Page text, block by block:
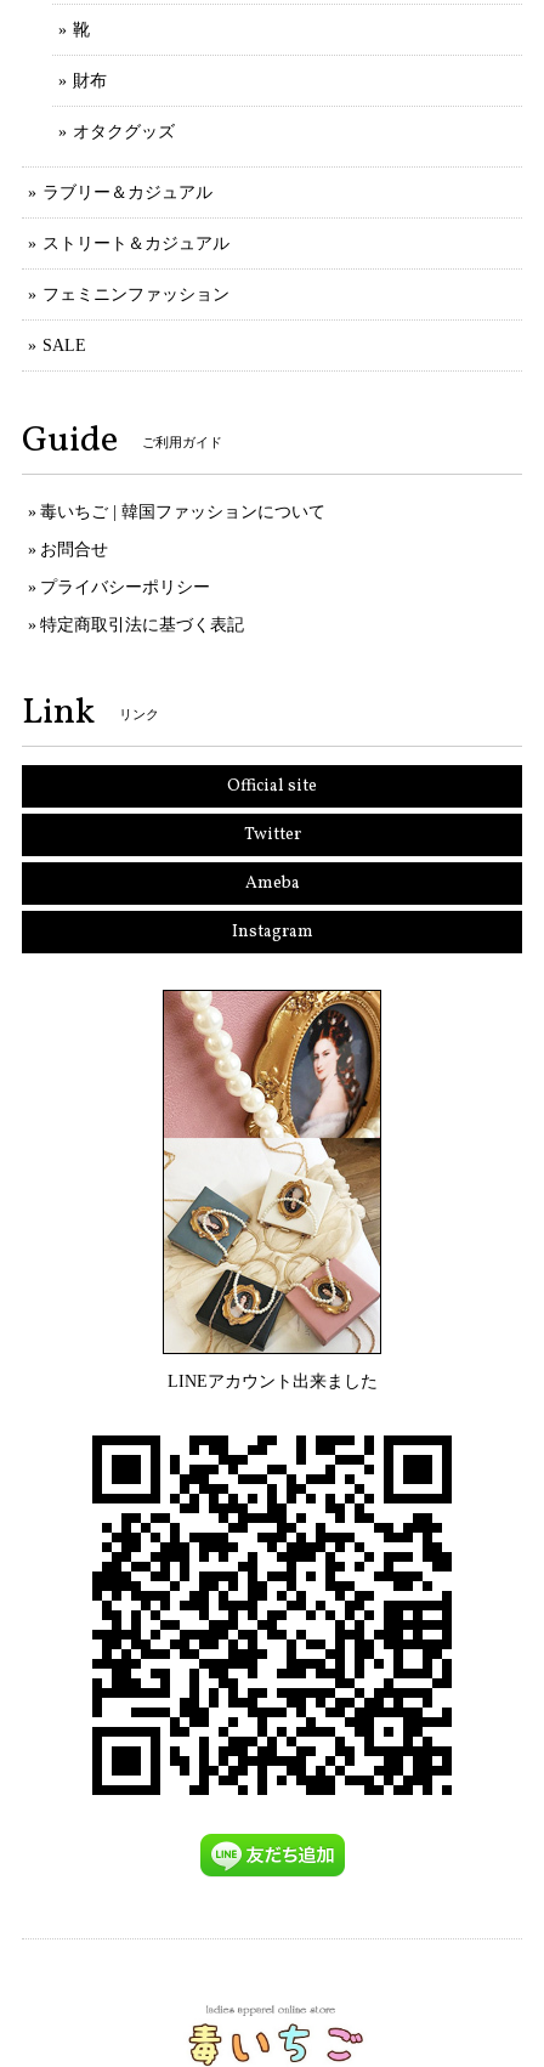
靴
財布
オタクグッズ
ラブリー＆カジュアル
ストリート＆カジュアル
フェミニンファッション
SALE
Guide ご利用ガイド
毒いちご | 韓国ファッションについて
お問合せ
プライバシーポリシー
特定商取引法に基づく表記
Link リンク
Official site
Twitter
Ameba
Instagram
LINEアカウント出来ました